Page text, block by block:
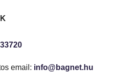
email: info@bagnet.hu